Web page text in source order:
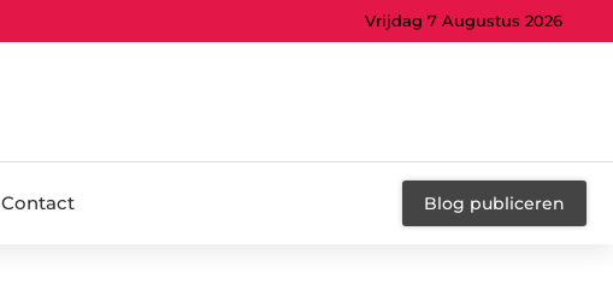
Vrijdag 7 Augustus 2026
Contact Blog publiceren